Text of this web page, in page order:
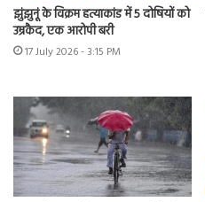
झुंझुनूं के विक्रम हत्याकांड में 5 दोषियों को
उम्रकैद, एक आरोपी बरी
17 July 2026 - 3:15 PM